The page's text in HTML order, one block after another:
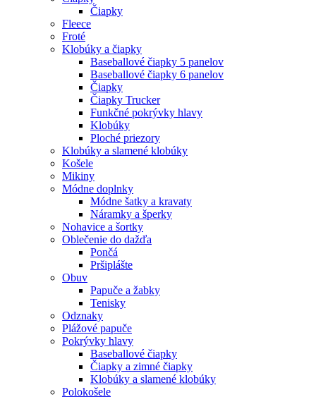
Čiapky
Fleece
Froté
Klobúky a čiapky
Baseballové čiapky 5 panelov
Baseballové čiapky 6 panelov
Čiapky
Čiapky Trucker
Funkčné pokrývky hlavy
Klobúky
Ploché priezory
Klobúky a slamené klobúky
Košele
Mikiny
Módne doplnky
Módne šatky a kravaty
Náramky a šperky
Nohavice a šortky
Oblečenie do dažďa
Pončá
Pršiplášte
Obuv
Papuče a žabky
Tenisky
Odznaky
Plážové papuče
Pokrývky hlavy
Baseballové čiapky
Čiapky a zimné čiapky
Klobúky a slamené klobúky
Polokošele